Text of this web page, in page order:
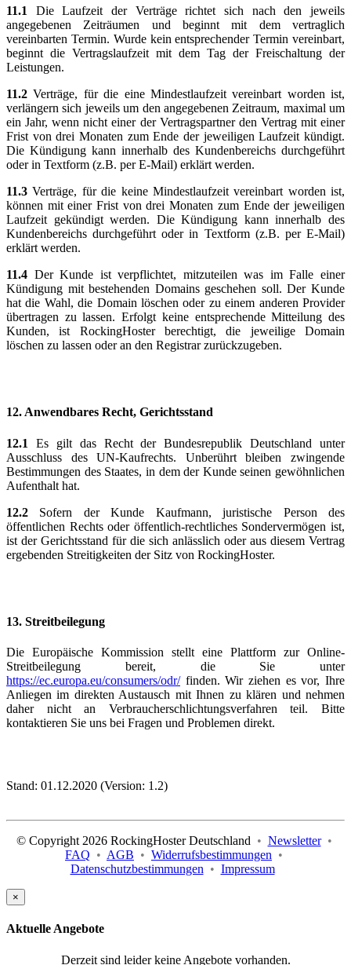
11.1 Die Laufzeit der Verträge richtet sich nach den jeweils
angegebenen Zeiträumen und beginnt mit dem vertraglich
vereinbarten Termin. Wurde kein entsprechender Termin vereinbart,
beginnt die Vertragslaufzeit mit dem Tag der Freischaltung der
Leistungen.
11.2Verträge, für die eine Mindestlaufzeit vereinbart worden ist,
verlängern sich jeweils um den angegebenen Zeitraum, maximal um
ein Jahr, wenn nicht einer der Vertragspartner den Vertrag mit einer
Frist von drei Monaten zum Ende der jeweiligen Laufzeit kündigt.
Die Kündigung kann innerhalb des Kundenbereichs durchgeführt
oder in Textform (z.B. per E-Mail) erklärt werden.
11.3Verträge, für die keine Mindestlaufzeit vereinbart worden ist,
können mit einer Frist von drei Monaten zum Ende der jeweiligen
Laufzeit gekündigt werden. Die Kündigung kann innerhalb des
Kundenbereichs durchgeführt oder in Textform (z.B. per E-Mail)
erklärt werden.
11.4 Der Kunde ist verpflichtet, mitzuteilen was im Falle einer
Kündigung mit bestehenden Domains geschehen soll. Der Kunde
hat die Wahl, die Domain löschen oder zu einem anderen Provider
übertragen zu lassen. Erfolgt keine entsprechende Mitteilung des
Kunden, ist RockingHoster berechtigt, die jeweilige Domain
löschen zu lassen oder an den Registrar zurückzugeben.
12.Anwendbares Recht, Gerichtsstand
12.1 Es gilt das Recht der Bundesrepublik Deutschland unter
Ausschluss des UN-Kaufrechts. Unberührt bleiben zwingende
Bestimmungen des Staates, in dem der Kunde seinen gewöhnlichen
Aufenthalt hat.
12.2 Sofern der Kunde Kaufmann, juristische Person des
öffentlichen Rechts oder öffentlich-rechtliches Sondervermögen ist,
ist der Gerichtsstand für die sich anlässlich oder aus diesem Vertrag
ergebenden Streitigkeiten der Sitz von RockingHoster.
13. Streitbeilegung
Die Europäische Kommission stellt eine Plattform zur Online-
Streitbeilegung bereit, die Sie unter
https://ec.europa.eu/consumers/odr/finden. Wir ziehen es vor, Ihre
Anliegen im direkten Austausch mit Ihnen zu klären und nehmen
daher nicht an Verbraucherschlichtungsverfahren teil. Bitte
kontaktieren Sie uns bei Fragen und Problemen direkt.
Stand: 01.12.2020 (Version: 1.2)
© Copyright 2026 RockingHoster Deutschland • Newsletter •
FAQ • AGB • Widerrufsbestimmungen •
Datenschutzbestimmungen • Impressum
×
Aktuelle Angebote
Derzeit sind leider keine Angebote vorhanden.